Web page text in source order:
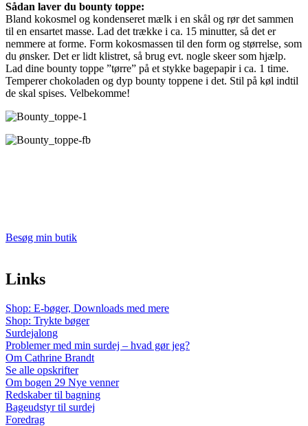
Sådan laver du bounty toppe:
Bland kokosmel og kondenseret mælk i en skål og rør det sammen
til en ensartet masse. Lad det trække i ca. 15 minutter, så det er
nemmere at forme. Form kokosmassen til den form og størrelse, som
du ønsker. Det er lidt klistret, så brug evt. nogle skeer som hjælp.
Lad dine bounty toppe ”tørre” på et stykke bagepapir i ca. 1 time.
Temperer chokoladen og dyp bounty toppene i det. Stil på køl indtil
de skal spises. Velbekomme!
Besøg min butik
Links
Shop: E-bøger, Downloads med mere
Shop: Trykte bøger
Surdejalong
Problemer med min surdej – hvad gør jeg?
Om Cathrine Brandt
Se alle opskrifter
Om bogen 29 Nye venner
Redskaber til bagning
Bageudstyr til surdej
Foredrag